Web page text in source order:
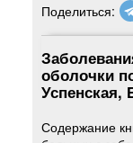
Поделиться:
оболочки
Успенская,
Содержание